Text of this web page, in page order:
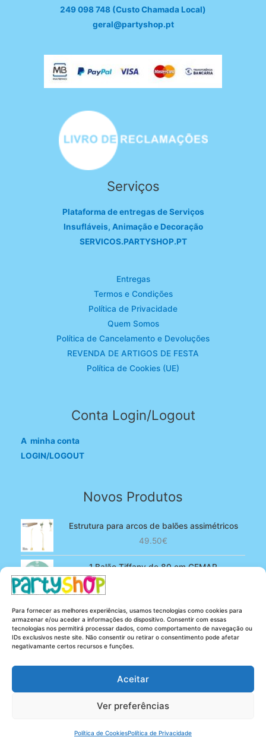
Para fornecer as melhores experiências, usamos tecnologias como cookies para
armazenar e/ou aceder a informações do dispositivo. Consentir com essas
tecnologias nos permitirá processar dados, como comportamento de navegação ou
IDs exclusivos neste site. Não consentir ou retirar o consentimento pode afetar
negativamante certos recursos e funções.
Aceitar
Ver preferências
Política de CookiesPolítica de Privacidade
249 098 748 (Custo Chamada Local)
geral@partyshop.pt
Serviços
Plataforma de entregas de Serviços
Insufláveis, Animação e Decoração
SERVICOS.PARTYSHOP.PT
Entregas
Termos e Condições
Política de Privacidade
Quem Somos
Política de Cancelamento e Devoluções
REVENDA DE ARTIGOS DE FESTA
Política de Cookies (UE)
Conta Login/Logout
A minha conta
LOGIN/LOGOUT
Novos Produtos
Estrutura para arcos de balões assimétricos
49.50€
1 Balão Tiffany de 80 cm GEMAR
era:
4.90€.
é:
3.80€.
100 Balões Rosa bebé de 13 cm GEMAR -
Powder pink
5.25€ O
era:
4.20€O
é: